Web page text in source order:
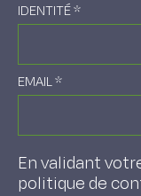
IDENTITÉ*
EMAIL*
En validant
politique de